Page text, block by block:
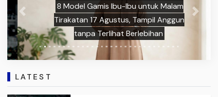
8 Model Gamis Ibu-Ibu untuk Malam
Tirakatan 17 Agustus, Tampil Anggun
tanpa Terlihat Berlebihan
Previous Next
LATEST